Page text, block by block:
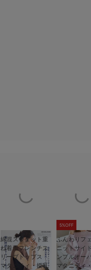
綿混スウェット重
ね着風フレンチス
リーブトップス
マタニティ・授乳
5%OFF
ふんわりフ
ニットサイ
ンプルオ
マタニティ